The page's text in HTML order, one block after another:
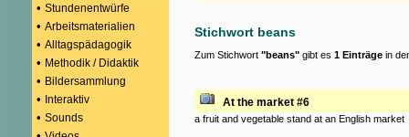
• Stundenentwürfe
• Arbeitsmaterialien
• Alltagspädagogik
• Methodik / Didaktik
• Bildersammlung
• Interaktiv
• Sounds
Stichwort beans
Zum Stichwort "beans" gibt es 1 Einträge in
At the market #6
a fruit and vegetable stand at an English market